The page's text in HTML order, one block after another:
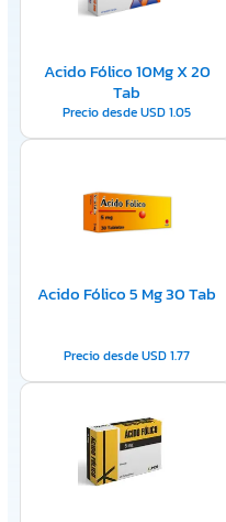
Acido Fólico 10Mg X 20
Tab
Precio desdeUSD1.05
Acido Fólico 5 Mg 30 Tab
Precio desdeUSD1.77